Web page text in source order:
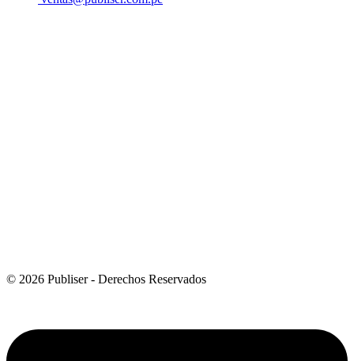
© 2026 Publiser - Derechos Reservados